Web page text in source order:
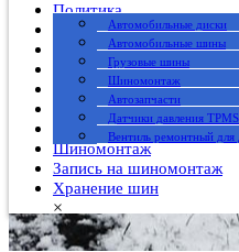
Автомобильные диски
Автомобильные шины
Грузовые шины
Шиномонтаж
Автозапчасти
Датчики давления TPMS
Вентиль ремонтный для
Политика
Публичный договор
О нас
Оплата
Доставка
Вакансии
Гарантия
Шиномонтаж
Запись на шиномонтаж
Хранение шин
×